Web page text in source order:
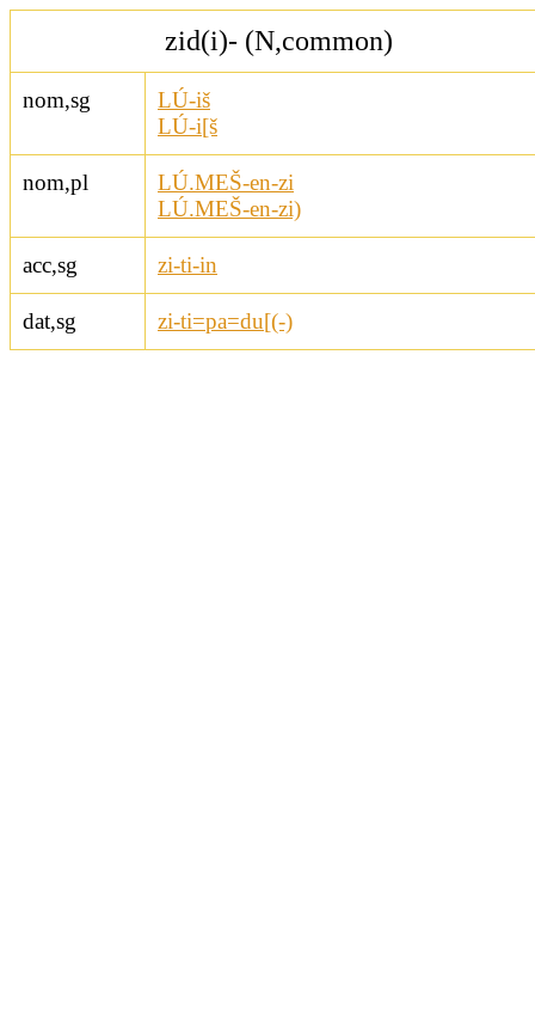
zid(i)- (N,common)
nom,sg
LÚ-iš
LÚ-i[š
nom,pl
LÚ.MEŠ-en-zi
LÚ.MEŠ-en-zi)
acc,sg zi-ti-in
dat,sg zi-ti=pa=du[(-)